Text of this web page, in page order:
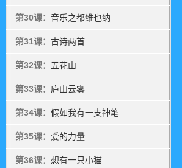
第30课： 音乐之都维也纳
第31课： 古诗两首
第32课： 五花山
第33课： 庐山云雾
第34课： 假如我有一支神笔
第35课： 爱的力量
第36课： 想有一只小猫